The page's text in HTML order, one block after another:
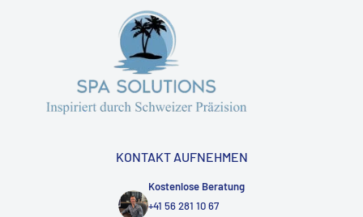
KONTAKT AUFNEHMEN
Kostenlose Beratung
+41 56 281 10 67